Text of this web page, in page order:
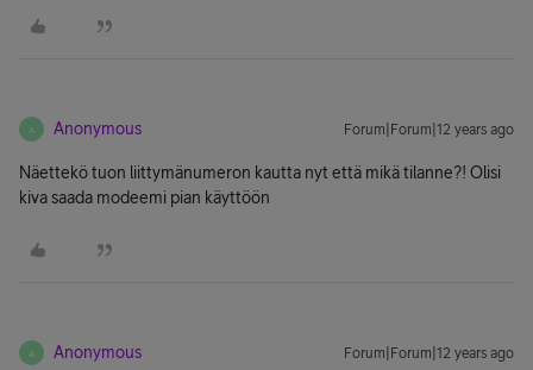
A Anonymous Forum|Forum|12 years ago
Näettekö tuon liittymänumeron kautta nyt että mikä tilanne?! Olisi
kiva saada modeemi pian käyttöön
A Anonymous Forum|Forum|12 years ago